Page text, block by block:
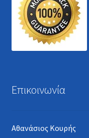
Επικοινωνία
Αθανάσιος Κουρής